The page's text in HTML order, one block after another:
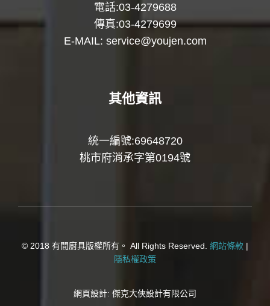
電話:03-4279688
傳真:03-4279699
E-MAIL: service@youjen.com
其他資訊
統一編號:69648720
桃市府消承字第0194號
© 2018 有間廚具版權所有。 All Rights Reserved. 網站條款 |
隱私權政策
網頁設計: 傑克大俠設計有限公司